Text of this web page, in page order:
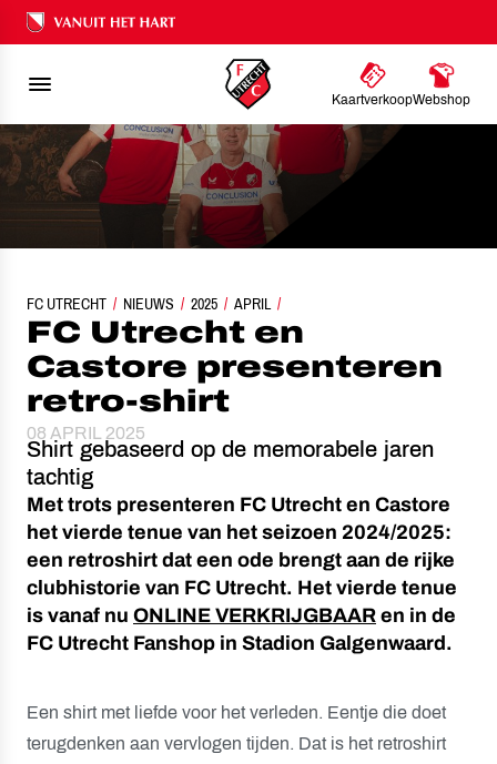
Ons nalatenschap
KaartverkoopWebshop
FC UTRECHT NIEUWS 2025 APRIL
FC UTRECHT EN CASTORE PRESENTEREN RETRO-SHIRT
FC Utrecht en
Castore presenteren
retro-shirt
08 APRIL 2025
Shirt gebaseerd op de memorabele jaren
tachtig
Met trots presenteren FC Utrecht en Castore
het vierde tenue van het seizoen 2024/2025:
een retroshirt dat een ode brengt aan de rijke
clubhistorie van FC Utrecht. Het vierde tenue
is vanaf nu ONLINE VERKRIJGBAAR en in de
FC Utrecht Fanshop in Stadion Galgenwaard.
Een shirt met liefde voor het verleden. Eentje die doet
terugdenken aan vervlogen tijden. Dat is het retroshirt